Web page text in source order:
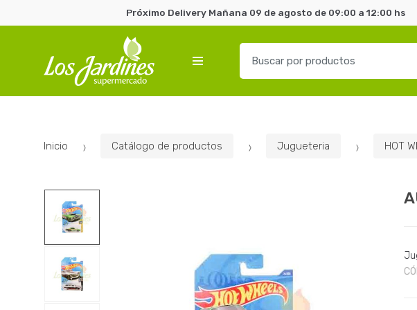
Próximo Delivery Mañana 09 de agosto de 09:00 a 12:00 hs
Inicio Catálogo de productos Jugueteria HOT